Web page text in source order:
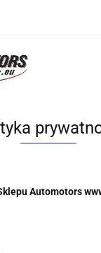
Automotors